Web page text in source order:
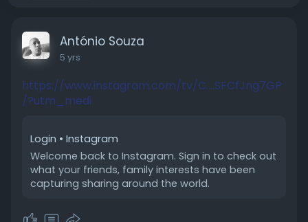
António Souza
5 yrs
https://www.instagram.com/tv/C....SFCfJng7GP
/?utm_medi
Login • Instagram
Welcome back to Instagram. Sign in to check out
what your friends, family interests have been
capturing sharing around the world.